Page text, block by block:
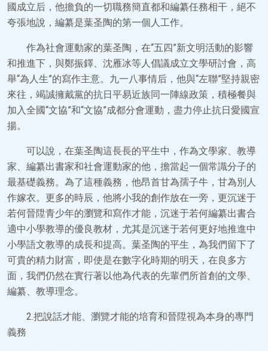
國成立后，他擔負的一切職務簡直都和編纂任務相干，絕不
夸張地說，編纂是葉圣陶的第一個人工作。
作為社會運動家的葉圣陶，在“五四”新文明活動的影響
和推進下，與鄭振鐸、沈雁冰等人倡議成立文學研討會，高
舉“為人生”的寫作主意。九一八事情后，他與“左聯”堅持親密
來往，竭誠擁戴黨的抗日平易近族同一陣線政策，積極餐與
加入全國“文協”和“文協”成都分會運動，盡力停止抗日愛國宣
揚。
可以說，在葉圣陶這長長的平生中，作為文學家、教導
家、編纂出書家和社會運動家的他，擔當起一個常識分子的
最基礎義務。為了這種義務，他昂首甘為孺子牛，甘為別人
作嫁衣。更多的時辰，他將小我的創作放在一旁，更沉迷于
若何晉陞青少年的瀏覽和寫作才能，沉迷于若何編纂出書合
適中小學教導的優良教材，尤其是沉迷于若何更好地推進中
小學語文教導的成長和提高。葉圣陶的平生，為我們留下了
可貴的精力財富，即使是在數字化時期的明天，在良多方
面，我們仍然在實行著以他為代表的先輩們所首創的文學、
編纂、教導理念。
2.把說話才能、瀏覽才能的培育和晉陞視為本身的專門
義務